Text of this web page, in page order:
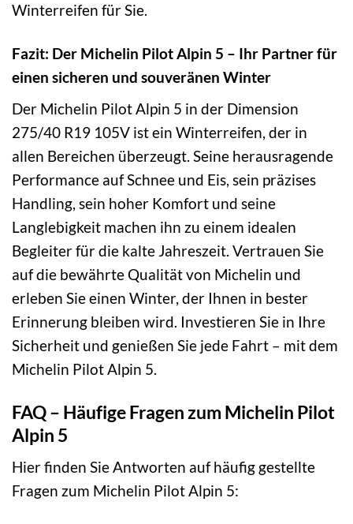
Winterreifen für Sie.
Fazit: Der Michelin Pilot Alpin 5 – Ihr Partner für
einen sicheren und souveränen Winter
Der Michelin Pilot Alpin 5 in der Dimension
275/40 R19 105V ist ein Winterreifen, der in
allen Bereichen überzeugt. Seine herausragende
Performance auf Schnee und Eis, sein präzises
Handling, sein hoher Komfort und seine
Langlebigkeit machen ihn zu einem idealen
Begleiter für die kalte Jahreszeit. Vertrauen Sie
auf die bewährte Qualität von Michelin und
erleben Sie einen Winter, der Ihnen in bester
Erinnerung bleiben wird. Investieren Sie in Ihre
Sicherheit und genießen Sie jede Fahrt – mit dem
Michelin Pilot Alpin 5.
FAQ – Häufige Fragen zum Michelin Pilot
Alpin 5
Hier finden Sie Antworten auf häufig gestellte
Fragen zum Michelin Pilot Alpin 5: